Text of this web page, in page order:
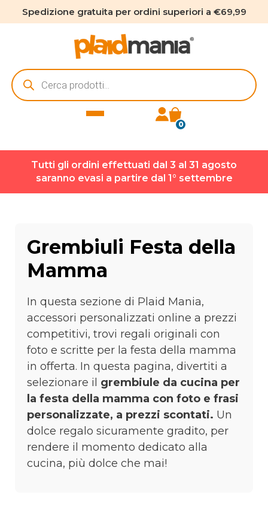
Spedizione gratuita per ordini superiori a €69,99
Ricerca
prodotti
0
Tutti gli ordini effettuati dal 3 al 31 agosto
saranno evasi a partire dal 1° settembre
Grembiuli Festa della
Mamma
In questa sezione di Plaid Mania,
accessori personalizzati online a prezzi
competitivi, trovi regali originali con
foto e scritte per la festa della mamma
in offerta. In questa pagina, divertiti a
selezionare il grembiule da cucina per
la festa della mamma con foto e frasi
personalizzate, a prezzi scontati. Un
dolce regalo sicuramente gradito, per
rendere il momento dedicato alla
cucina, più dolce che mai!